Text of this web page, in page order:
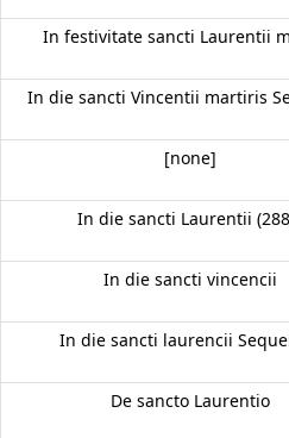
In festivitate sancti Laurentii
In die sancti Vincentii martiris
[none]
In die sancti Laurentii
In die sancti vincencii
In die sancti laurencii
De sancto Laurentio